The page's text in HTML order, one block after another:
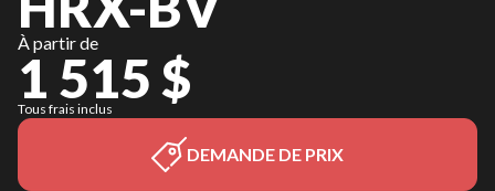
À partir de
1 515 $
Tous frais inclus
DEMANDE DE PRIX